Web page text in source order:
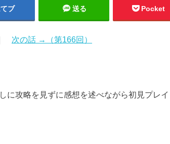
ブ 送る Pocket
次の話 →（第166回）
に攻略を見ずに感想を述べながら初見プレイ